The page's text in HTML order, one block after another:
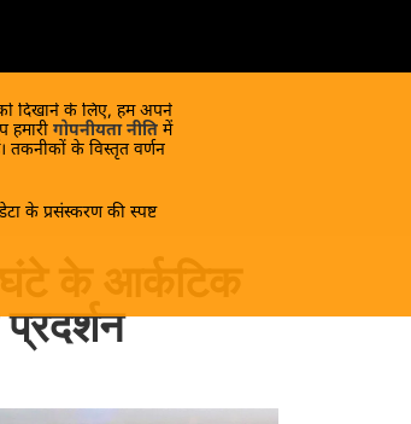
को दिखाने के लिए, हम अपने
गोपनीयता नीति में
तकनीकों के विस्तृत वर्णन
के प्रसंस्करण की स्पष्ट
के आर्कटिक